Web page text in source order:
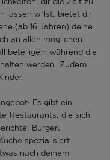
lassen willst, bietet dir
(ab 16 Jahren) deine
an allen möglichen
beteiligen, während die
werden. Zudem
Es gibt ein
Restaurants, die sich
Burger,
spezialisiert
nach deinem